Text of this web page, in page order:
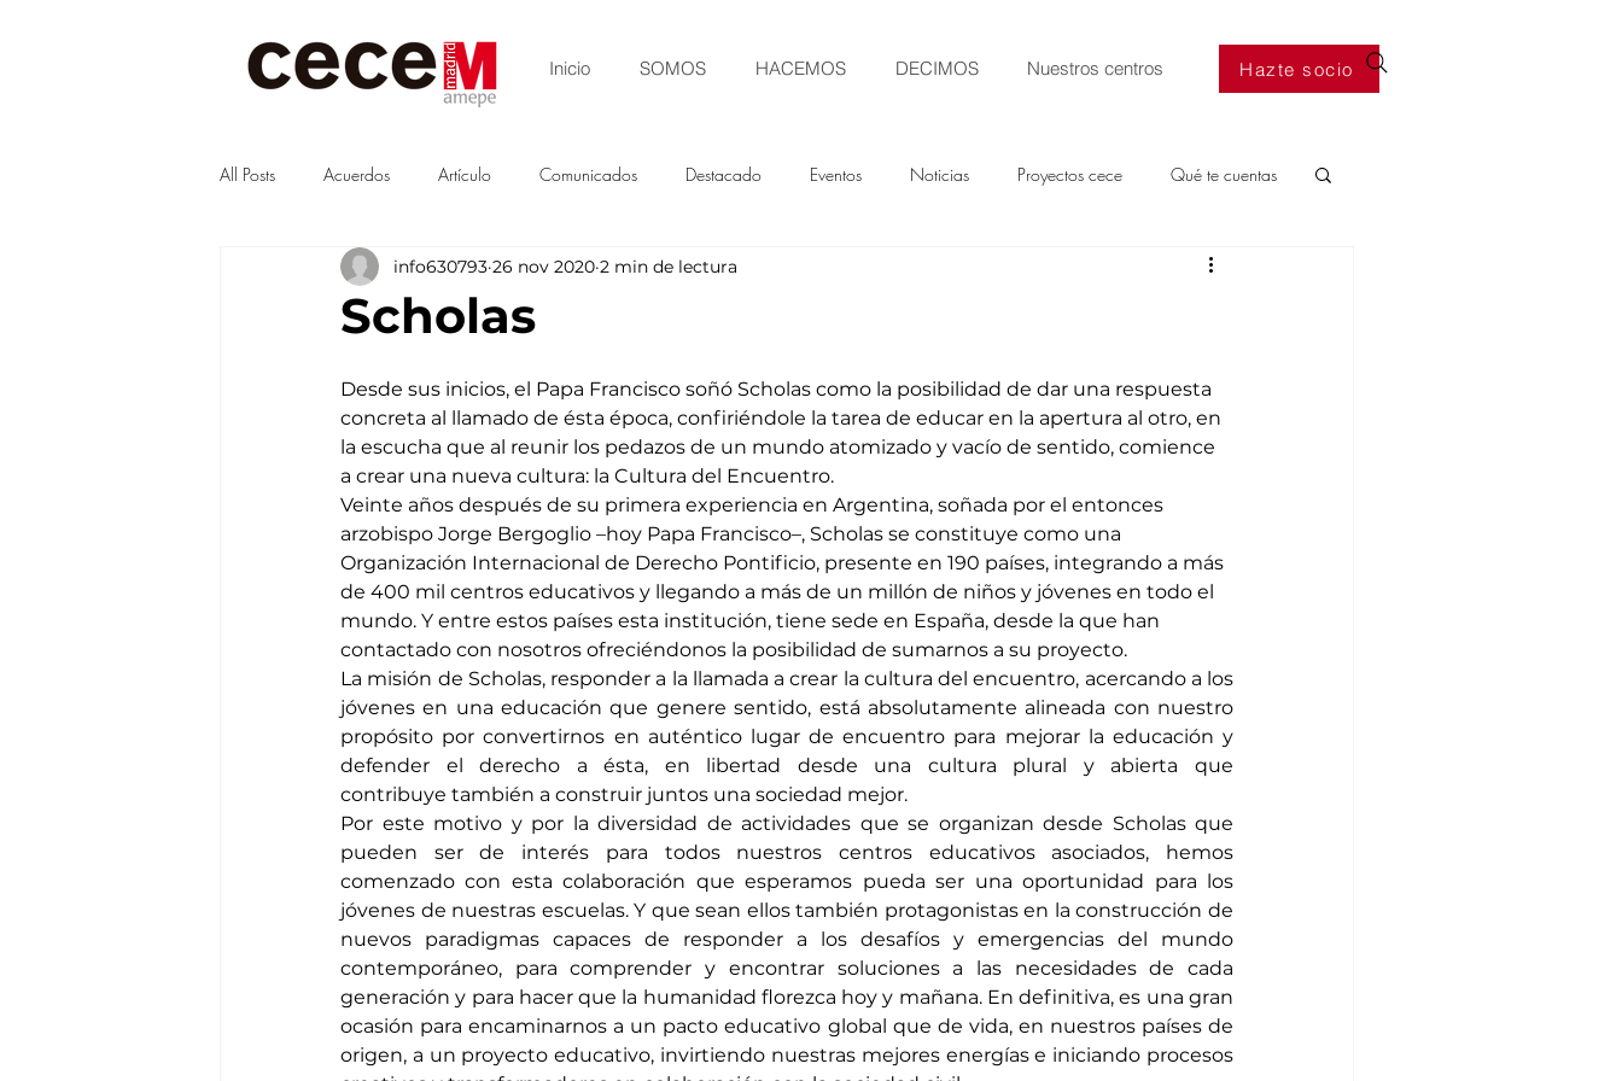
Inicio SOMOS HACEMOS DECIMOS Nuestros centros Hazte socio
All Posts Acuerdos Artículo Comunicados Destacado Eventos Noticias Proyectos cece Qué te cuentas
junta Guías
Scholas
info630793 26 nov 2020 2 min de lectura
Desde sus inicios, el Papa Francisco soñó Scholas como la posibilidad de dar una respuesta
concreta al llamado de ésta época, confiriéndole la tarea de educar en la apertura al otro, en
la escucha que al reunir los pedazos de un mundo atomizado y vacío de sentido, comience
a crear una nueva cultura: la Cultura del Encuentro.
Veinte años después de su primera experiencia en Argentina, soñada por el entonces
arzobispo Jorge Bergoglio –hoy Papa Francisco–, Scholas se constituye como una
Organización Internacional de Derecho Pontificio, presente en 190 países, integrando a más
de 400 mil centros educativos y llegando a más de un millón de niños y jóvenes en todo el
mundo. Y entre estos países esta institución, tiene sede en España, desde la que han
contactado con nosotros ofreciéndonos la posibilidad de sumarnos a su proyecto.
La misión de Scholas, responder a la llamada a crear la cultura del encuentro, acercando a los
jóvenes en una educación que genere sentido, está absolutamente alineada con nuestro
propósito por convertirnos en auténtico lugar de encuentro para mejorar la educación y
defender el derecho a ésta, en libertad desde una cultura plural y abierta que
contribuye también a construir juntos una sociedad mejor.
Por este motivo y por la diversidad de actividades que se organizan desde Scholas que
pueden ser de interés para todos nuestros centros educativos asociados, hemos
comenzado con esta colaboración que esperamos pueda ser una oportunidad para los
jóvenes de nuestras escuelas. Y que sean ellos también protagonistas en la construcción de
nuevos paradigmas capaces de responder a los desafíos y emergencias del mundo
contemporáneo, para comprender y encontrar soluciones a las necesidades de cada
generación y para hacer que la humanidad florezca hoy y mañana. En definitiva, es una gran
ocasión para encaminarnos a un pacto educativo global que de vida, en nuestros países de
origen, a un proyecto educativo, invirtiendo nuestras mejores energías e iniciando procesos